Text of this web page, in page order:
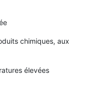
chimiques, aux
élevées